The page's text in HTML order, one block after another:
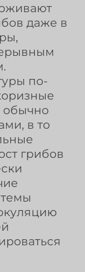
даже в
по-
обычно
в то
грибов